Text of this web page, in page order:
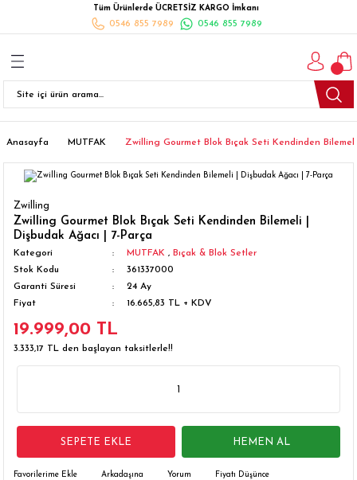
Tüm Ürünlerde ÜCRETSİZ KARGO İmkanı
0546 855 7989 0546 855 7989
Geri Dön
Ankastre Setler
Bulaşık Makinesi
Buzdolabı
Çamaşır Kurutma Makinesi
Mikrodalga Fırın
Geri Dön
Takımları
Takımı
Takımları
Geri Dön
Takımları
Geri Dön
Geri Dön
Geri Dön
Geri Dön
Anasayfa MUTFAK Zwilling Gourmet Blok Bıçak Seti Kendinden
Zwilling
Zwilling Gourmet Blok Bıçak Seti Kendinden Bilemeli |
Dişbudak Ağacı | 7-Parça
Kategori MUTFAK , Bıçak & Blok Setler
Stok Kodu
361337000
Garanti Süresi
24 Ay
Fiyat
16.665,83 TL + KDV
19.999,00 TL
3.333,17 TL den başlayan taksitlerle!!
SEPETE EKLE HEMEN AL
Arkadaşına
Yorum
Fiyatı Düşünce